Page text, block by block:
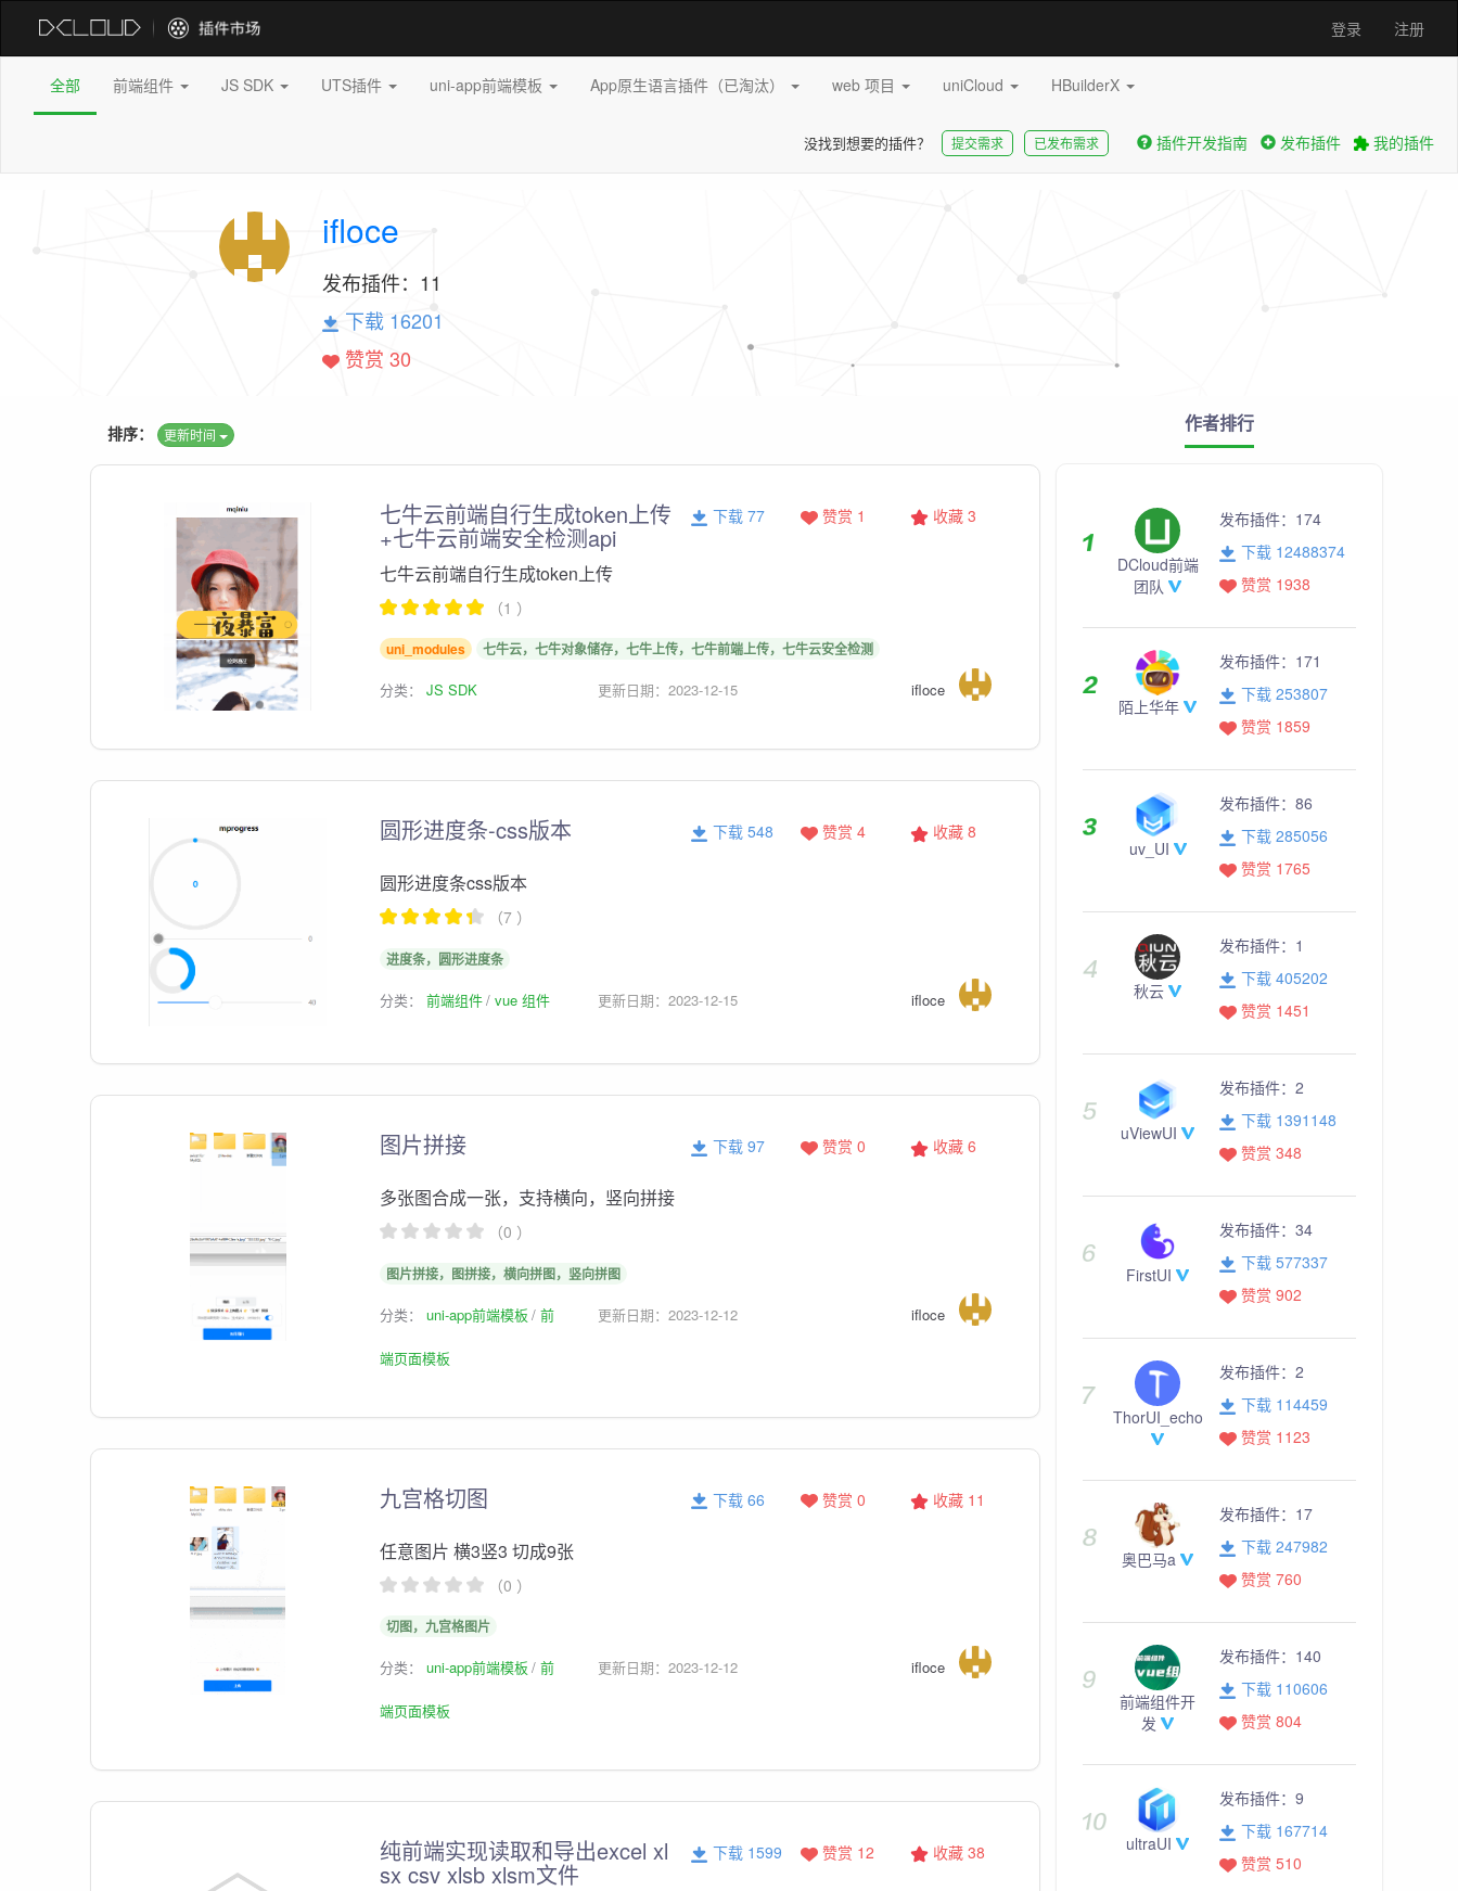
登录 注册
全部 前端组件 JS SDK UTS插件 uni-app前端模板 App原生语言插件（已淘汰） web 项目 uniCloud HBuilderX
没找到想要的插件？ 提交需求 已发布需求 插件开发指南 发布插件 我的插件
ifloce
发布插件： 11
下载 16201
赞赏 30
排序： 更新时间
七牛云前端自行生成token上传
+七牛云前端安全检测api
收藏 3
赞赏 1
下载 77
七牛云前端自行生成token上传
（1 ）
uni_modules 七牛云，七牛对象储存，七牛上传，七牛前端上传，七牛云安全检测
分类： JS SDK 更新日期：2023-12-15 ifloce
圆形进度条-css版本 收藏 8
赞赏 4
下载 548
圆形进度条css版本
（7 ）
进度条，圆形进度条
分类： 前端组件 vue 组件 更新日期：2023-12-15 ifloce
图片拼接 收藏 6
赞赏 0
下载 97
多张图合成一张，支持横向，竖向拼接
（0 ）
图片拼接，图拼接，横向拼图，竖向拼图
分类： uni-app前端模板 前
端页面模板
更新日期：2023-12-12 ifloce
九宫格切图 收藏 11
赞赏 0
下载 66
任意图片 横3竖3 切成9张
（0 ）
切图，九宫格图片
分类： uni-app前端模板 前
端页面模板
更新日期：2023-12-12 ifloce
纯前端实现读取和导出excel xl
sx csv xlsb xlsm文件
收藏 38
赞赏 12
下载 1599
作者排行
DCloud前端
团队
发布插件： 174
下载 12488374
赞赏 1938
陌上华年
发布插件： 171
下载 253807
赞赏 1859
uv_UI
发布插件： 86
下载 285056
赞赏 1765
秋云
发布插件： 1
下载 405202
赞赏 1451
uViewUI
发布插件： 2
下载 1391148
赞赏 348
FirstUI
发布插件： 34
下载 577337
赞赏 902
ThorUI_echo
发布插件： 2
下载 114459
赞赏 1123
奥巴马a
发布插件： 17
下载 247982
赞赏 760
前端组件开
发
发布插件： 140
下载 110606
赞赏 804
ultraUI
发布插件： 9
下载 167714
赞赏 510